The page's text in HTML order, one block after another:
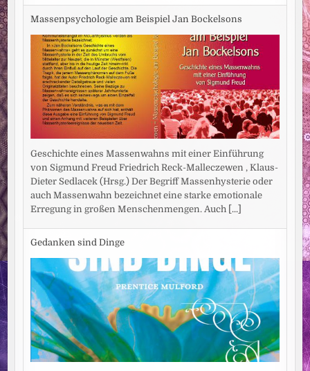
Massenpsychologie am Beispiel Jan Bockelsons
Geschichte eines Massenwahns mit einer Einführung
von Sigmund Freud Friedrich Reck-Malleczewen , Klaus-
Dieter Sedlacek (Hrsg.) Der Begriff Massenhysterie oder
auch Massenwahn bezeichnet eine starke emotionale
Erregung in großen Menschenmengen. Auch [...]
Gedanken sind Dinge